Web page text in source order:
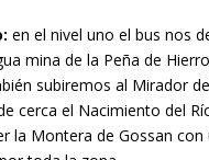
en el nivel uno el bus nos
mina de la Peña de
subiremos al Mirador
cerca el Nacimiento del
la Montera de Gossan con